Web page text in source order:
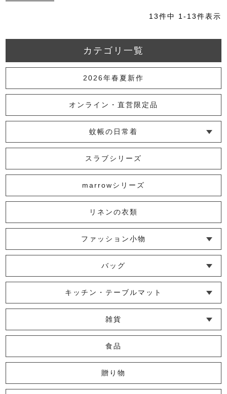
13件中 1- 13件表示
カテゴリ一覧
2026年春夏新作
オンライン・直営限定品
蚊帳の日常着
└ インナー
└ トップス
└ ワンピース
└ パンツ
└ スカート
└ 羽織りもの
└ キッズ・ベビー
スラブシリーズ
marrowシリーズ
リネンの衣類
ファッション小物
└ ショール・ストール
└ マスク
└ 靴下・アームカバー
バッグ
└ ポシェット・ショルダーバッグ
└ トートバッグ
└ 巾着バッグ
キッチン・テーブルマット
└ 蚊帳のふきん
└ かっぽう着・エプロン
└ その他キッチン小物
└ コースター
└ ランチョンマット・プレースマット
└ テーブルランナー・テーブルセンター
雑貨
└ その他小物
└ タオル・ハンカチ
└ ポーチ
└ インテリア
食品
贈り物